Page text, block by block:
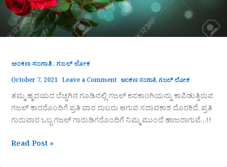
ಅಂಕಣ ಸಂಗಾತಿ, ಗಜಲ್ ಲೋಕ
October 7, 2021 Leave a Comment ಅಂಕಣ ಸಂಗಾತಿ, ಗಜಲ್ ಲೋಕ
ತಮ್ಮ ಹೃದಯದ ಬೆಚ್ಚಗಿನ ಗೂಡಿನಲ್ಲಿ ಗಜಲ್ ಕನಕಾಂಗಿಯನ್ನು ಕಾಪಿಡುತ್ತಿರುವ
ಗಜಲ್ ಕಾರರೊಂದಿಗೆ ಪ್ರತಿ ವಾರ ರುಬರು ಆಗುವ ಸದಾವಕಾಶ ದೊರಕಿದೆ. ಪ್ರತಿ
ಗುರುವಾರ ಒಬ್ಬ ಗಜಲ್ ಗಾರುಡಿಗರೊಂದಿಗೆ ನಿಮ್ಮ ಮುಂದೆ ಹಾಜರಾಗುವೆ…!!
Read Post »